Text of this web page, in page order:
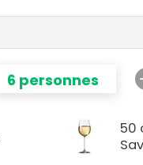
6 personnes
50